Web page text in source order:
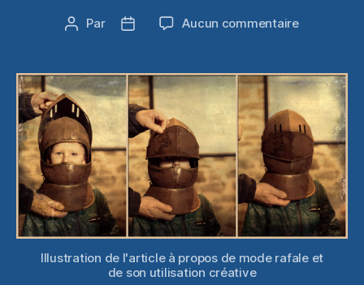
Auteur
Par
Date
Aucun commentairesur
le
mode
rafale
de
manière
créative
Illustration de l'article à propos de mode rafale et
de son utilisation créative